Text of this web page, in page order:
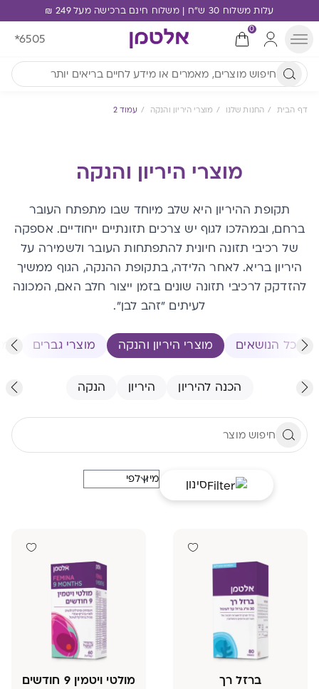
עלות משלוח 30 ש"ח | משלוח חינם ברכישה מעל 249 ₪
0
*6505
דף הבית החנות שלנו מוצרי היריון והנקה עמוד 2
מוצרי היריון והנקה
תקופת ההיריון היא שלב מיוחד שבו מתפתח העובר
ברחם, ובמהלכו לגוף יש צרכים תזונתיים ייחודיים. אספקה
של רכיבי תזונה חיונית להתפתחות העובר ולשמירה על
היריון בריא. לאחר הלידה, בתקופת ההנקה, הגוף ממשיך
להזדקק לרכיבי תזונה שונים בזמן ייצור חלב האם, המכונה
לעיתים "זהב לבן".
כל הנושאים מוצרי היריון והנקה מוצרי גברים
הכנה להיריון היריון הנקה
סינון
ברזל רך
מולטי ויטמין 9 חודשים